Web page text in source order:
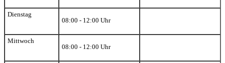
Dienstag
08:00 - 12:00 Uhr
Mittwoch
08:00 - 12:00 Uhr